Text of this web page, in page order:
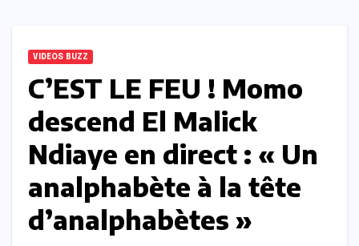
VIDEOS BUZZ
C’EST LE FEU ! Momo
descend El Malick
Ndiaye en direct : « Un
analphabète à la tête
d’analphabètes »